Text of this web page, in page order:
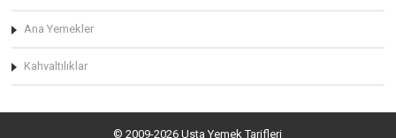
Ana Yemekler
Kahvaltılıklar
© 2009-2026 Usta Yemek Tarifleri